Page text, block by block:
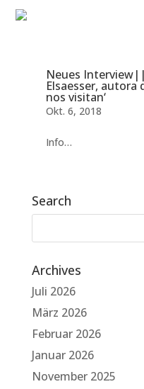
Neues
Elsaesser, autora
nos visitan‘
Okt. 6, 2018
Info…
Search
Archives
Juli 2026
März 2026
Februar 2026
Januar 2026
November 2025